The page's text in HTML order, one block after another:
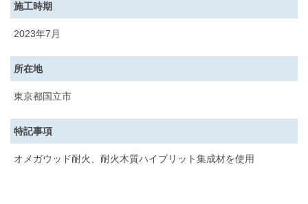
施工時期
2023年7月
所在地
東京都国立市
特記事項
オメガウッド耐火、耐火木質ハイブリット集成材を使用